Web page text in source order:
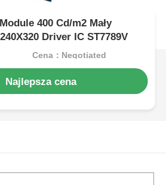
400 Cd/m2 Mały
Driver IC ST7789V
Cena：Negotiated
Najlepsza cena